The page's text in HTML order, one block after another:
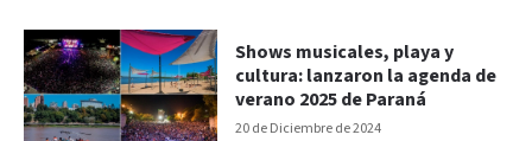
20 de Diciembre de 2024
Shows musicales, playa y
cultura: lanzaron la agenda de
verano 2025 de Paraná